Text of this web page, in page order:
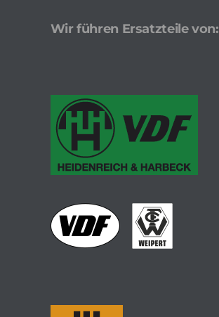
Wir führen Ersatzteile von: